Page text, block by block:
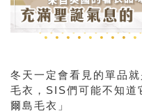
冬天一定會看見的單品
毛衣，SIS們可能不知道
爾島毛衣」